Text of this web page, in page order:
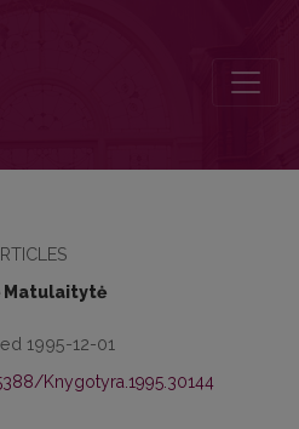
Matulaitytė
1995-12-01
Knygotyra.1995.30144